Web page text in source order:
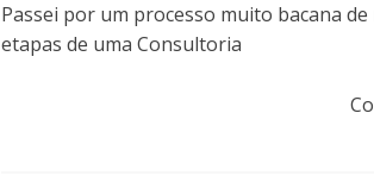
Passei por um processo muito bacana
etapas de uma Consultoria